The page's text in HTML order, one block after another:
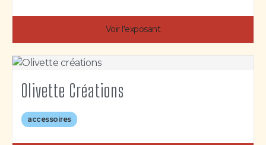
Voir l'exposant
Olivette Créations
accessoires